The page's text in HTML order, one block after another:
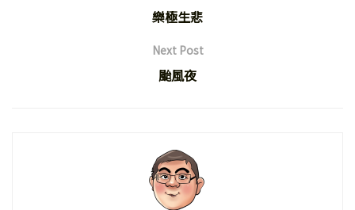
樂極生悲
Next Post
颱風夜